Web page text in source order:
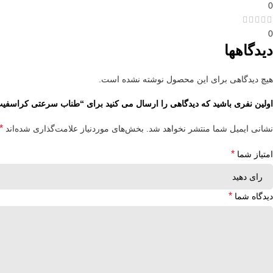
0
0
دیدگاهها
هیچ دیدگاهی برای این محصول نوشته نشده است.
اولین نفری باشید که دیدگاهی را ارسال می کنید برای “طناب سرعتی
نشانی ایمیل شما منتشر نخواهد شد. بخش‌های موردنیاز علامت‌گذاری شده‌اند *
امتیاز شما *
دیدگاه شما *